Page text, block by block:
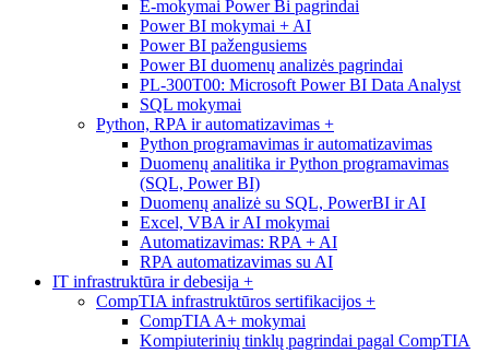
E-mokymai Power Bi pagrindai
Power BI mokymai + AI
Power BI pažengusiems
Power BI duomenų analizės pagrindai
PL-300T00: Microsoft Power BI Data Analyst
SQL mokymai
Python, RPA ir automatizavimas +
Python programavimas ir automatizavimas
Duomenų analitika ir Python programavimas
(SQL, Power BI)
Duomenų analizė su SQL, PowerBI ir AI
Excel, VBA ir AI mokymai
Automatizavimas: RPA + AI
RPA automatizavimas su AI
IT infrastruktūra ir debesija +
CompTIA infrastruktūros sertifikacijos +
CompTIA A+ mokymai
Kompiuterinių tinklų pagrindai pagal CompTIA